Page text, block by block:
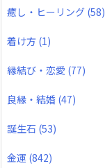
癒し・ヒーリング (58)
着け方 (1)
縁結び・恋愛 (77)
良縁・結婚 (47)
誕生石 (53)
金運 (842)